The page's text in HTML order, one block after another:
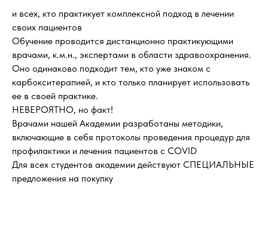
и всех, кто практикует комплексной подход в лечении
своих пациентов
Обучение проводится дистанционно практикующими
врачами, к.м.н., экспертами в области здравоохранения.
Оно одинаково подходит тем, кто уже знаком с
карбокситерапией, и кто только планирует использовать
ее в своей практике.
НЕВЕРОЯТНО, но факт!
Врачами нашей Академии разработаны методики,
включающие в себя протоколы проведения процедур для
профилактики и лечения пациентов с COVID
Для всех студентов академии действуют СПЕЦИАЛЬНЫЕ
предложения на покупку